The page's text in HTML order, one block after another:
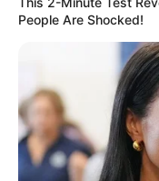
People Are Shocked!